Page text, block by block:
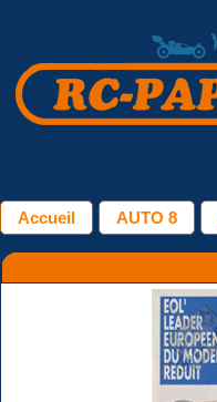
Accueil AUTO 8